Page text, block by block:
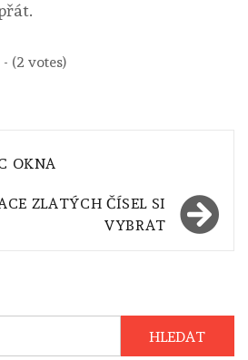
(2 votes)
OKNA
ZLATÝCH ČÍSEL SI
VYBRAT